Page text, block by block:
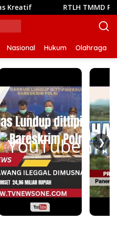
RTLH TMMD Reguler
Nasional Hukum Olahraga
❯